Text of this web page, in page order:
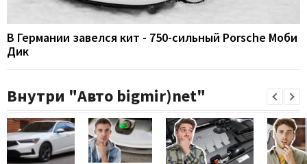
В Германии завелся кит - 750-сильный Porsche Моби
Дик
Внутри "Авто bigmir)net"